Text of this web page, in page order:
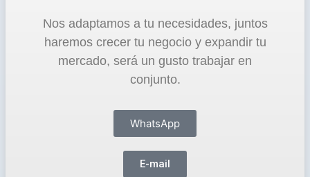
Nos adaptamos a tu necesidades, juntos
haremos crecer tu negocio y expandir tu
mercado, será un gusto trabajar en
conjunto.
WhatsApp
E-mail